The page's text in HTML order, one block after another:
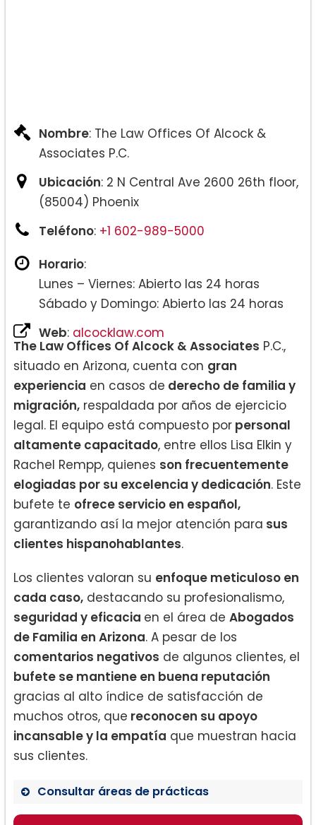
Nombre: The Law Offices Of Alcock &
Associates P.C.
Ubicación: 2 N Central Ave 2600 26th floor,
(85004) Phoenix
Teléfono: +1 602-989-5000
Horario:
Lunes – Viernes: Abierto las 24 horas
Sábado y Domingo: Abierto las 24 horas
Web: alcocklaw.com
The Law Offices Of Alcock & Associates P.C.,
situado en Arizona, cuenta con gran
experiencia en casos de derecho de familia y
migración, respaldada por años de ejercicio
legal. El equipo está compuesto por personal
altamente capacitado, entre ellos Lisa Elkin y
Rachel Rempp, quienes son frecuentemente
elogiadas por su excelencia y dedicación. Este
bufete te ofrece servicio en español,
garantizando así la mejor atención para sus
clientes hispanohablantes.
Los clientes valoran su enfoque meticuloso en
cada caso, destacando su profesionalismo,
seguridad y eficacia en el área de Abogados
de Familia en Arizona. A pesar de los
comentarios negativos de algunos clientes, el
bufete se mantiene en buena reputación
gracias al alto índice de satisfacción de
muchos otros, que reconocen su apoyo
incansable y la empatía que muestran hacia
sus clientes.
Consultar áreas de prácticas